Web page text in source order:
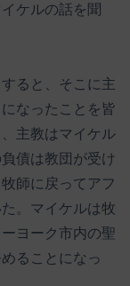
ケルの話を聞
ると、そこに主
なったことを皆
主教はマイケル
債は教団が受け
師に戻ってアフ
。マイケルは牧
ヨーク市内の聖
ることになっ